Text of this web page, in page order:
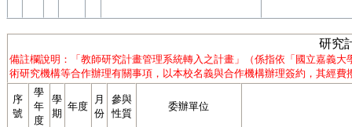
研究
備註欄說明：「教師研究計畫管理系統轉入之計畫」（係指依「國立嘉義
術研究機構等合作辦理有關事項，以本校名義與合作機構辦理簽約，其經費
序
號
學
年
度
學
期
年度
月
份
參與
性質
委辦單位